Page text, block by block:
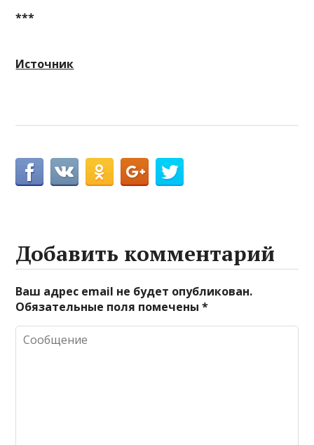
***
Источник
Добавить комментарий
Ваш адрес email не будет опубликован.
Обязательные поля помечены*